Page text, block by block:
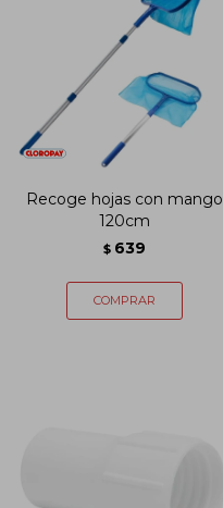
Recoge hojas con mango
120cm
$ 639